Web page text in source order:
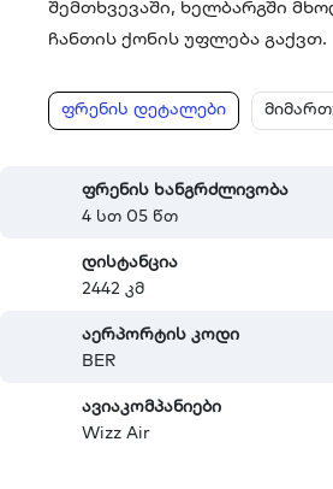
შემთხვევაში, ხელბარგში
ჩანთის ქონის უფლება გაქვთ.
ფრენის დეტალები
ფრენის ხანგრძლივობა
4 სთ 05 წთ
დისტანცია
2442 კმ
აერპორტის კოდი
BER
ავიაკომპანიები
Wizz Air